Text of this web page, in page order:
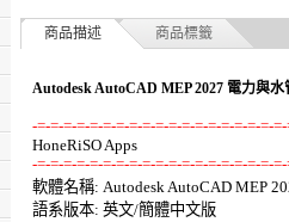
商品描述 商品標籤
Autodesk AutoCAD MEP 2027 電力與
-=-=-=-=-=-=-=-=-=-=-=-=-=-=-=-=-=-=-
-=-=-=-=-=-=-=-=-=-=-=-=-=-=-=-=-=-=-
軟體名稱: Autodesk AutoCAD MEP
語系版本: 英文/簡體中文版